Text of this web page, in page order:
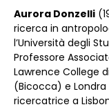
Aurora Donzelli
ricerca in
l’Università degli
Professore
Lawrence College
(Bicocca) e Londra
ricercatrice a